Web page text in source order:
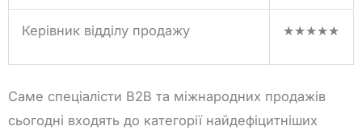
Керівник відділу продажу ★★★★★
Саме спеціалісти B2B та міжнародних продажів
сьогодні входять до категорії найдефіцитніших